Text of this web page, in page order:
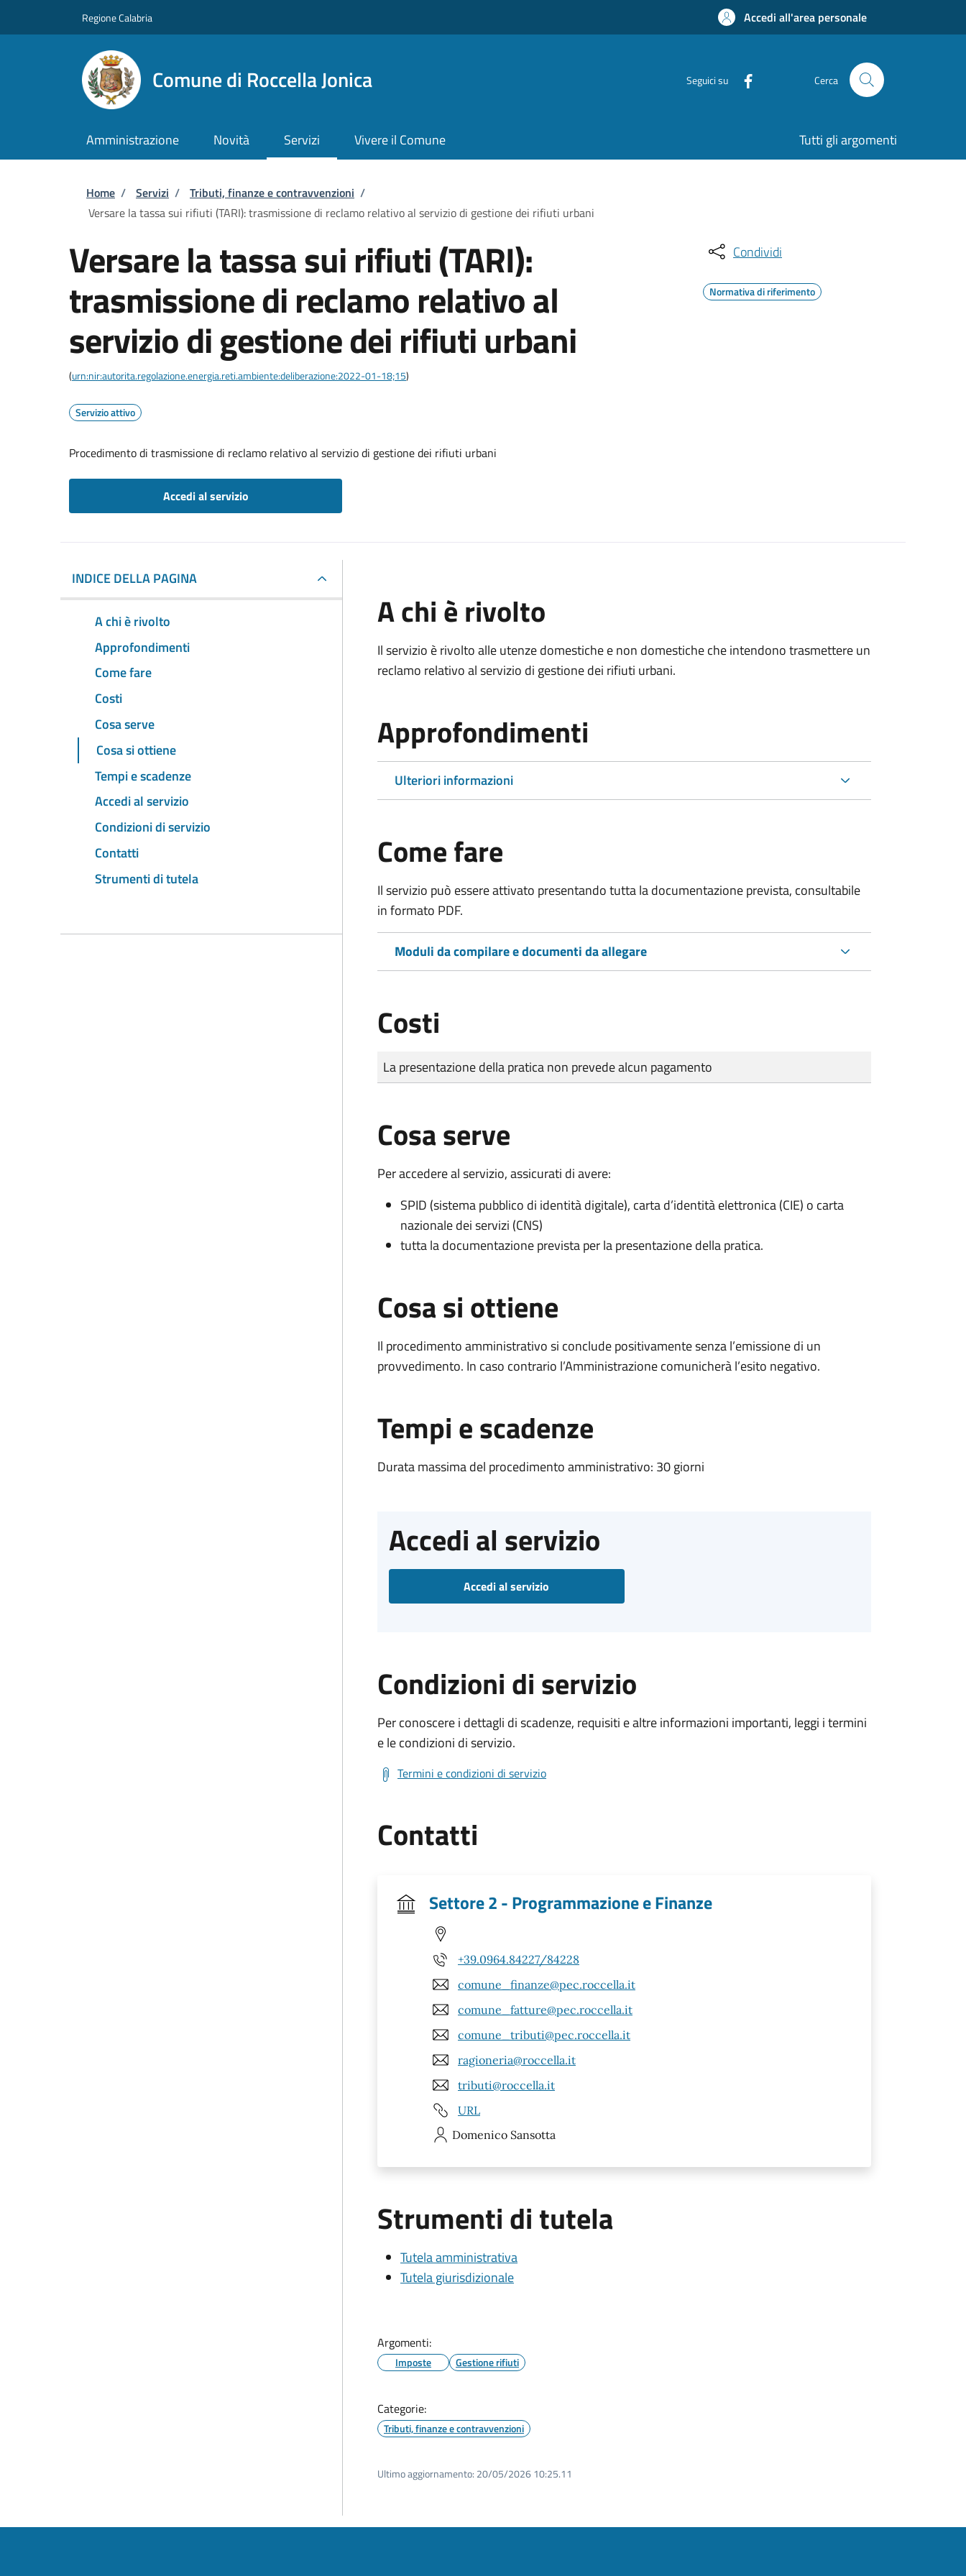
Regione Calabria Accedi all'area personale
Comune di Roccella Jonica Seguici su Cerca
Amministrazione Novità Servizi Vivere il Comune Tutti gli argomenti
Briciole di pane
Home / Servizi / Tributi, finanze e contravvenzioni /
Versare la tassa sui rifiuti (TARI): trasmissione di reclamo relativo al servizio di gestione dei rifiuti urbani
Versare la tassa sui rifiuti (TARI):
trasmissione di reclamo relativo al
servizio di gestione dei rifiuti urbani
(urn:nir:autorita.regolazione.energia.reti.ambiente:deliberazione:2022-01-18;15)
Servizio attivo
Procedimento di trasmissione di reclamo relativo al servizio di gestione dei rifiuti urbani
Accedi al servizio
Condividi
Normativa di riferimento
INDICE DELLA PAGINA
A chi è rivolto
Approfondimenti
Come fare
Costi
Cosa serve
Cosa si ottiene
Tempi e scadenze
Accedi al servizio
Condizioni di servizio
Contatti
Strumenti di tutela
A chi è rivolto
Il servizio è rivolto alle utenze domestiche e non domestiche che intendono trasmettere un
reclamo relativo al servizio di gestione dei rifiuti urbani.
Approfondimenti
Ulteriori informazioni
Come fare
Il servizio può essere attivato presentando tutta la documentazione prevista, consultabile
in formato PDF.
Moduli da compilare e documenti da allegare
Costi
Tipo di pagamento
Importo
La presentazione della pratica non prevede alcun pagamento
Cosa serve
Per accedere al servizio, assicurati di avere:
SPID (sistema pubblico di identità digitale), carta d’identità elettronica (CIE) o carta
nazionale dei servizi (CNS)
tutta la documentazione prevista per la presentazione della pratica.
Cosa si ottiene
Il procedimento amministrativo si conclude positivamente senza l’emissione di un
provvedimento. In caso contrario l’Amministrazione comunicherà l’esito negativo.
Tempi e scadenze
Durata massima del procedimento amministrativo: 30 giorni
Accedi al servizio
Accedi al servizio
Condizioni di servizio
Per conoscere i dettagli di scadenze, requisiti e altre informazioni importanti, leggi i termini
e le condizioni di servizio.
Termini e condizioni di servizio
Contatti
Settore 2 - Programmazione e Finanze
+39.0964.84227/84228
comune_finanze@pec.roccella.it
comune_fatture@pec.roccella.it
comune_tributi@pec.roccella.it
ragioneria@roccella.it
tributi@roccella.it
URL
Domenico Sansotta
Strumenti di tutela
Tutela amministrativa
Tutela giurisdizionale
Argomenti:
Imposte Gestione rifiuti
Categorie:
Tributi, finanze e contravvenzioni
Ultimo aggiornamento: 20/05/2026 10:25.11